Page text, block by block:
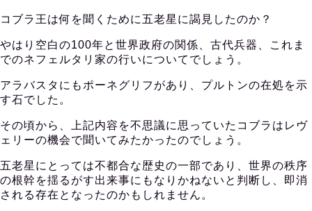
コブラ王は何を聞くために五老星に謁見したのか？
やはり空白の100年と世界政府の関係、古代兵器、これま
でのネフェルタリ家の行いについてでしょう。
アラバスタにもポーネグリフがあり、プルトンの在処を示
す石でした。
その頃から、上記内容を不思議に思っていたコブラはレヴ
ェリーの機会で聞いてみたかったのでしょう。
五老星にとっては不都合な歴史の一部であり、世界の秩序
の根幹を揺るがす出来事にもなりかねないと判断し、即消
される存在となったのかもしれません。